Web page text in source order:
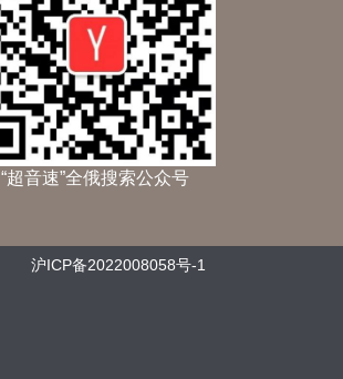
“超音速”全俄搜索公众号
沪ICP备2022008058号-1